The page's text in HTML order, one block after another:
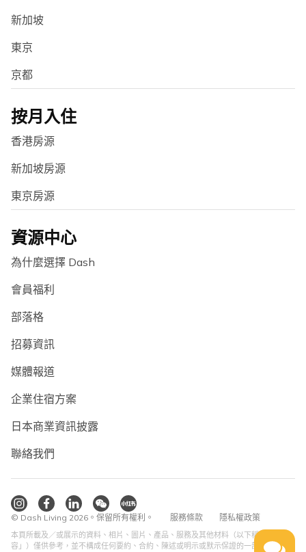
新加坡
東京
京都
按月入住
香港房源
新加坡房源
東京房源
資源中心
為什麼選擇 Dash
會員福利
部落格
招募資訊
媒體報道
企業住宿方案
日本商業資訊披露
聯絡我們
© Dash Living 2026。保留所有權利。 服務條款 隱私權政策
本頁所載及／或展示的資料、相片、圖片、產品、服務及其他材料（以下稱「內
容」）僅供參考，並不構成任何要約、合約、陳述或明示或默示保證的一部分。部分